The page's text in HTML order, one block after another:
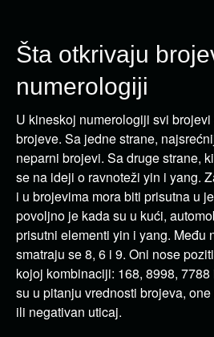
Šta otkrivaju
numerologiji
U kineskoj numerologiji svi
brojeve. Sa jedne strane,
neparni brojevi. Sa druge strane,
se na ideji o ravnoteži yin i yang.
i u brojevima mora biti prisutna u
povoljno je kada su u kući,
prisutni elementi yin i yang. Među
smatraju se 8, 6 i 9. Oni nose
kojoj kombinaciji: 168, 8998,
su u pitanju vrednosti brojeva,
ili negativan uticaj.